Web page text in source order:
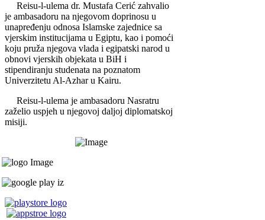
Reisu-l-ulema dr. Mustafa Cerić zahvalio
je ambasadoru na njegovom doprinosu u
unapređenju odnosa Islamske zajednice sa
vjerskim institucijama u Egiptu, kao i pomoći
koju pruža njegova vlada i egipatski narod u
obnovi vjerskih objekata u BiH i
stipendiranju studenata na poznatom
Univerzitetu Al-Azhar u Kairu.
Reisu-l-ulema je ambasadoru Nasratru
zaželio uspjeh u njegovoj daljoj diplomatskoj
misiji.